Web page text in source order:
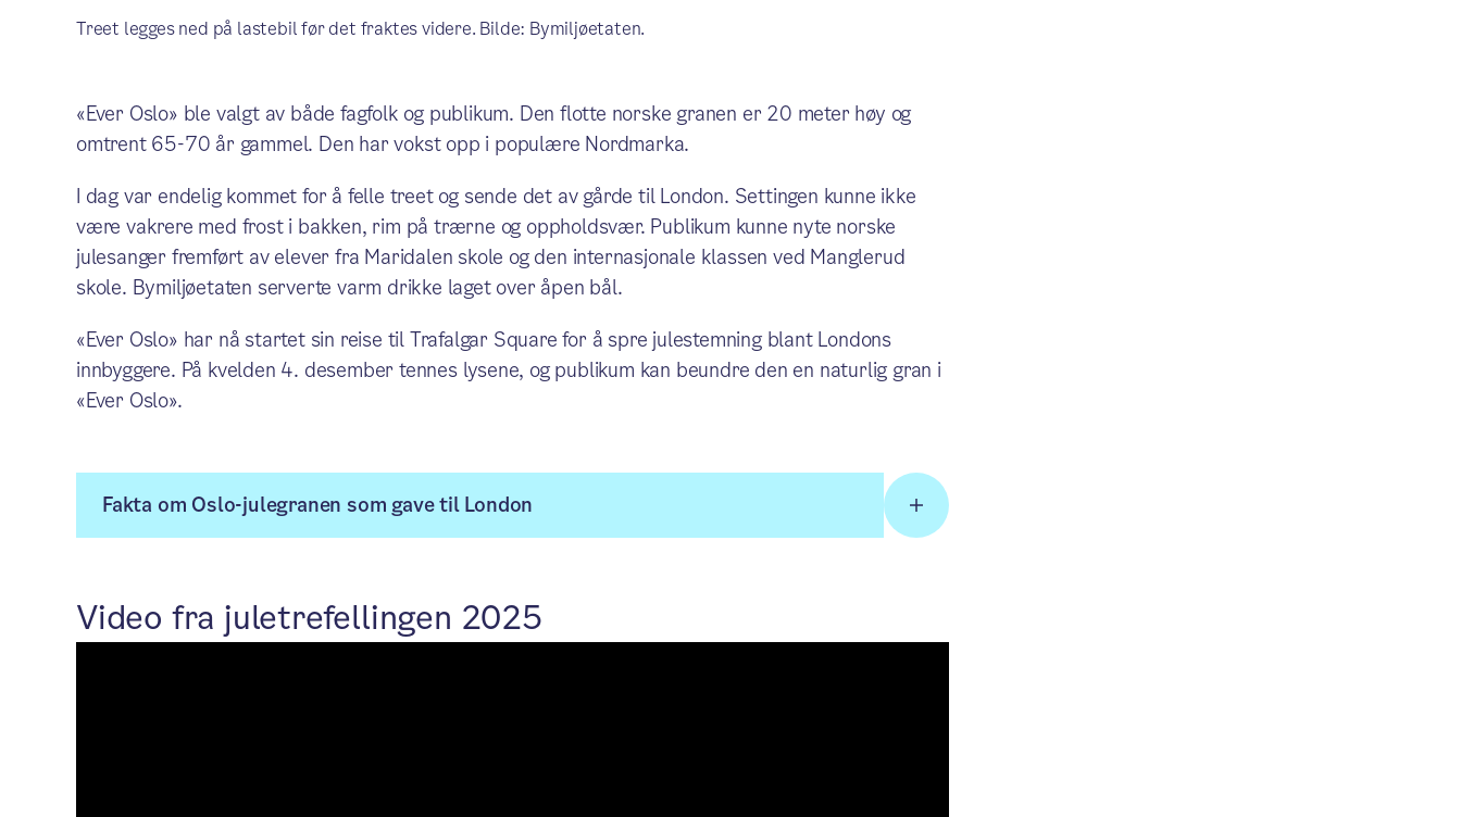
Treet legges ned på lastebil før det fraktes videre. Bilde: Bymiljøetaten.
«Ever Oslo» ble valgt av både fagfolk og publikum. Den flotte norske granen er 20 meter høy og
omtrent 65-70 år gammel. Den har vokst opp i populære Nordmarka.
I dag var endelig kommet for å felle treet og sende det av gårde til London. Settingen kunne ikke
være vakrere med frost i bakken, rim på trærne og oppholdsvær. Publikum kunne nyte norske
julesanger fremført av elever fra Maridalen skole og den internasjonale klassen ved Manglerud
skole. Bymiljøetaten serverte varm drikke laget over åpen bål.
«Ever Oslo» har nå startet sin reise til Trafalgar Square for å spre julestemning blant Londons
innbyggere. På kvelden 4. desember tennes lysene, og publikum kan beundre den en naturlig gran i
«Ever Oslo».
Fakta om Oslo-julegranen som gave til London
Video fra juletrefellingen 2025